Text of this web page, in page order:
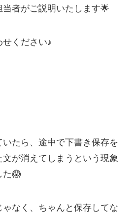
者がご説明いたします🌟
せください♪
たら、途中で下書き保存を
文が消えてしまうという現象
た😱
なく、ちゃんと保存してな